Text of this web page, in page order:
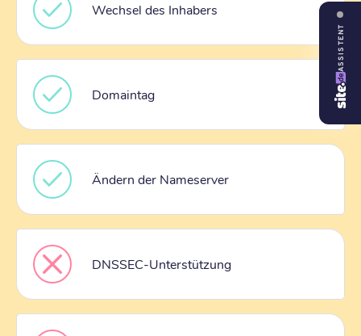
Wechsel des Inhabers
Domaintag
Ändern der Nameserver
DNSSEC-Unterstützung
ASSISTENT